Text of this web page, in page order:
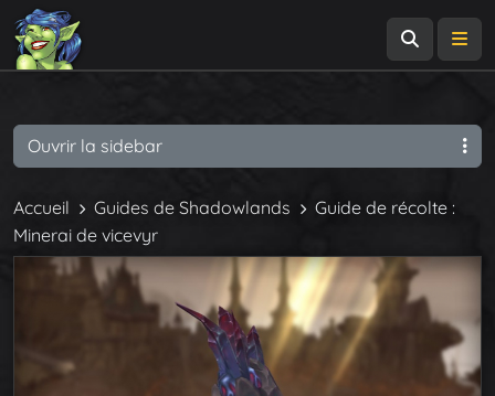
Accueil Guides de Shadowlands
Guide de récolte :
Minerai de vicevyr
Ouvrir la sidebar